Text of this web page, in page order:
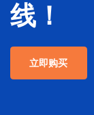
线！
立即购买